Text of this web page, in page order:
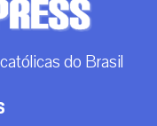
do Brasil